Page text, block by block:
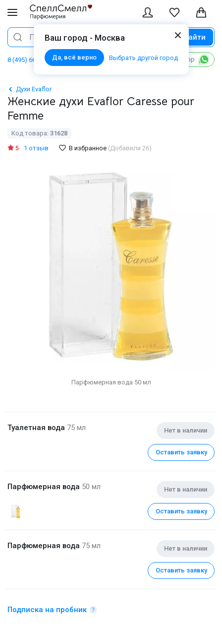
Ваш город - Москва
Да, всё верно Выбрать другой город
Поиск Найти
8 (495) 668 06 02 Написать в WhatsApp
Духи Evaflor
Женские духи Evaflor Caresse pour
Femme
Код товара: 31628
5
1 отзыв В избранное (Добавили 26)
Парфюмерная вода 50 мл
Туалетная вода 75 мл Нет в наличии
Оставить заявку
Парфюмерная вода 50 мл Нет в наличии
Оставить заявку
Парфюмерная вода 75 мл Нет в наличии
Оставить заявку
Подписка на пробник